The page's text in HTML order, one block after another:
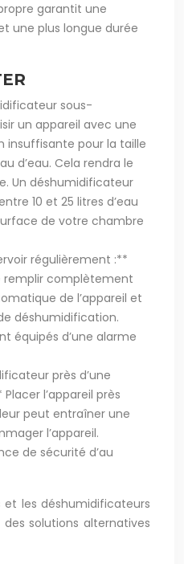
garantit une
une plus longue durée
sous-
un appareil avec une
insuffisante pour la taille
d’eau. Cela rendra le
Un déshumidificateur
10 et 25 litres d’eau
de votre chambre
régulièrement :**
remplir complètement
de l’appareil et
déshumidification.
équipés d’une alarme
près d’une
l’appareil près
peut entraîner une
l’appareil.
de sécurité d’au
et les déshumidificateurs
solutions alternatives